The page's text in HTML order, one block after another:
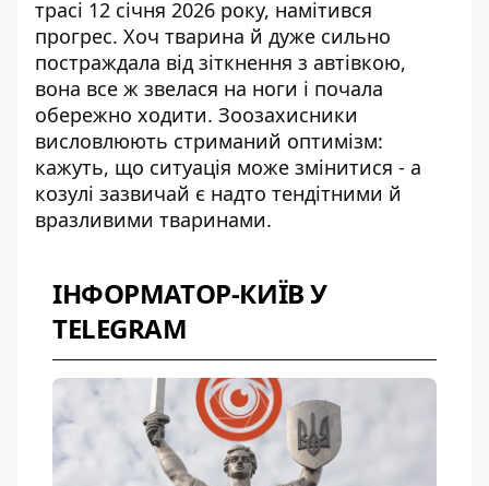
трасі 12 січня 2026 року, намітився
прогрес. Хоч тварина й дуже сильно
постраждала від зіткнення з автівкою,
вона все ж звелася на ноги і почала
обережно ходити. Зоозахисники
висловлюють стриманий оптимізм:
кажуть, що ситуація може змінитися - а
козулі зазвичай є надто тендітними й
вразливими тваринами.
ІНФОРМАТОР-КИЇВ У
TELEGRAM